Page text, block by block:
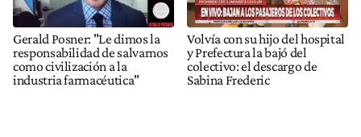
Gerald Posner: "Le dimos la
responsabilidad de salvarnos
como civilización a la
industria farmacéutica"
Volvía con su hijo del hospital
y Prefectura la bajó del
colectivo: el descargo de
Sabina Frederic